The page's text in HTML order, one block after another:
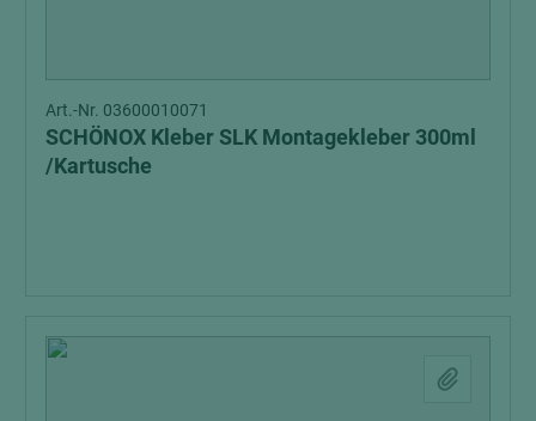
Art.-Nr. 03600010071
SCHÖNOX Kleber SLK Montagekleber 300ml
/Kartusche